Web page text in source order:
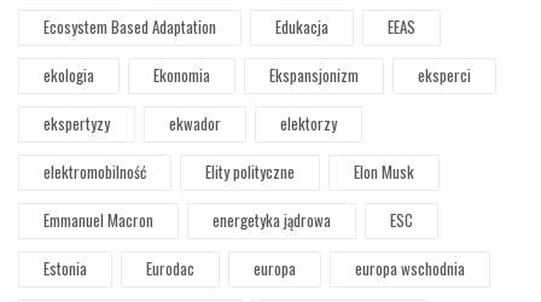
Ecosystem Based Adaptation
Edukacja
EEAS
ekologia
Ekonomia Ekspansjonizm
eksperci
ekspertyzy
ekwador
elektorzy
elektromobilność
Elity polityczne
Elon Musk
Emmanuel Macron
energetyka jądrowa
ESC
Estonia
Eurodac europa
europa wschodnia